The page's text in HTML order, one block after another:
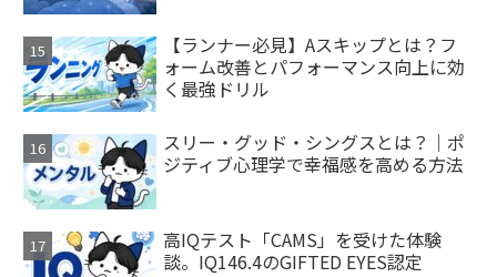
【ランナー必見】Aスキップとは？フ
ォーム改善とパフォーマンス向上に効
く最強ドリル
スリー・グッド・シングスとは？｜ポ
ジティブ心理学で幸福感を高める方法
高IQテスト「CAMS」を受けた体験
談。IQ146.4のGIFTED EYES認定